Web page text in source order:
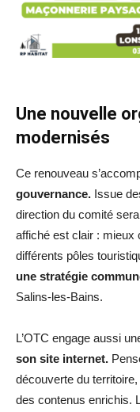
Une nouvelle
modernisés
Ce renouveau
gouvernance. Issue
direction du comité
affiché est clair : mieux
différents pôles
une stratégie
Salins-les-Bains.
L’OTC engage aussi
son site internet.
découverte du
des contenus enrichis.